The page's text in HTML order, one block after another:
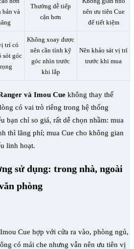
bản và
Thường dễ tiếp
cận hơn
nên ưu tiên Cue
để tiết kiệm
trí có
sót góc
Không xoay được
nên cần tính kỹ
góc nhìn trước
khi lắp
Nên khảo sát vị trí
trước khi mua
và Imou Cue không thay thế
có vai trò riêng trong hệ thống
bạn chỉ so giá, rất dễ chọn nhầm: mua
thì lãng phí; mua Cue cho không gian
linh hoạt.
sử dụng: trong nhà, ngoài
phòng
Cue hợp với cửa ra vào, phòng ngủ,
có mái che nhưng vẫn nên ưu tiên vị